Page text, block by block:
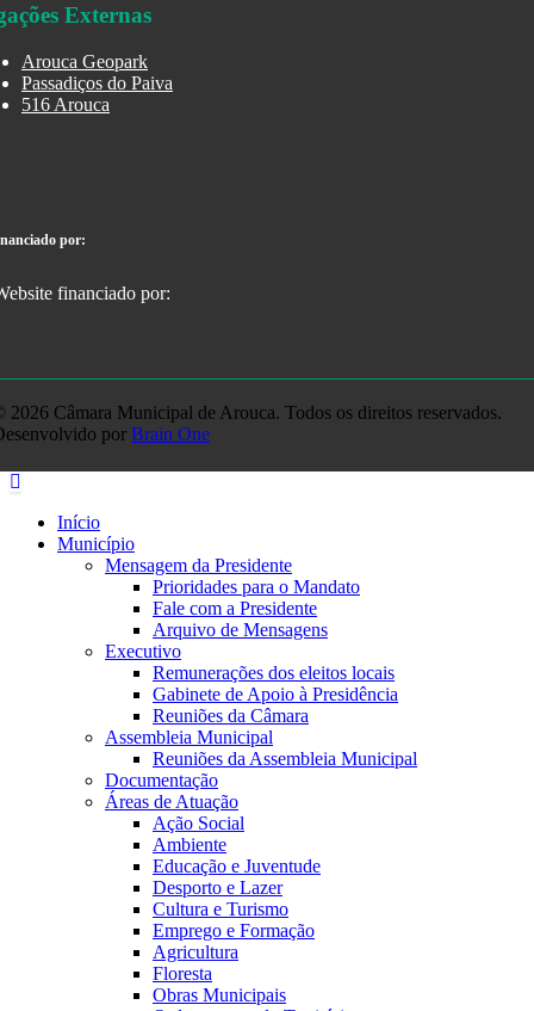
Externas
Arouca Geopark
Passadiços do Paiva
516 Arouca
por:
2026 Câmara Municipal de Arouca. Todos os direitos reservados.
por Brain One
Início
Município
Mensagem da Presidente
Prioridades para o Mandato
Fale com a Presidente
Arquivo de Mensagens
Executivo
Remunerações dos eleitos locais
Gabinete de Apoio à Presidência
Reuniões da Câmara
Assembleia Municipal
Reuniões da Assembleia Municipal
Documentação
Áreas de Atuação
Ação Social
Ambiente
Educação e Juventude
Desporto e Lazer
Cultura e Turismo
Emprego e Formação
Agricultura
Floresta
Obras Municipais